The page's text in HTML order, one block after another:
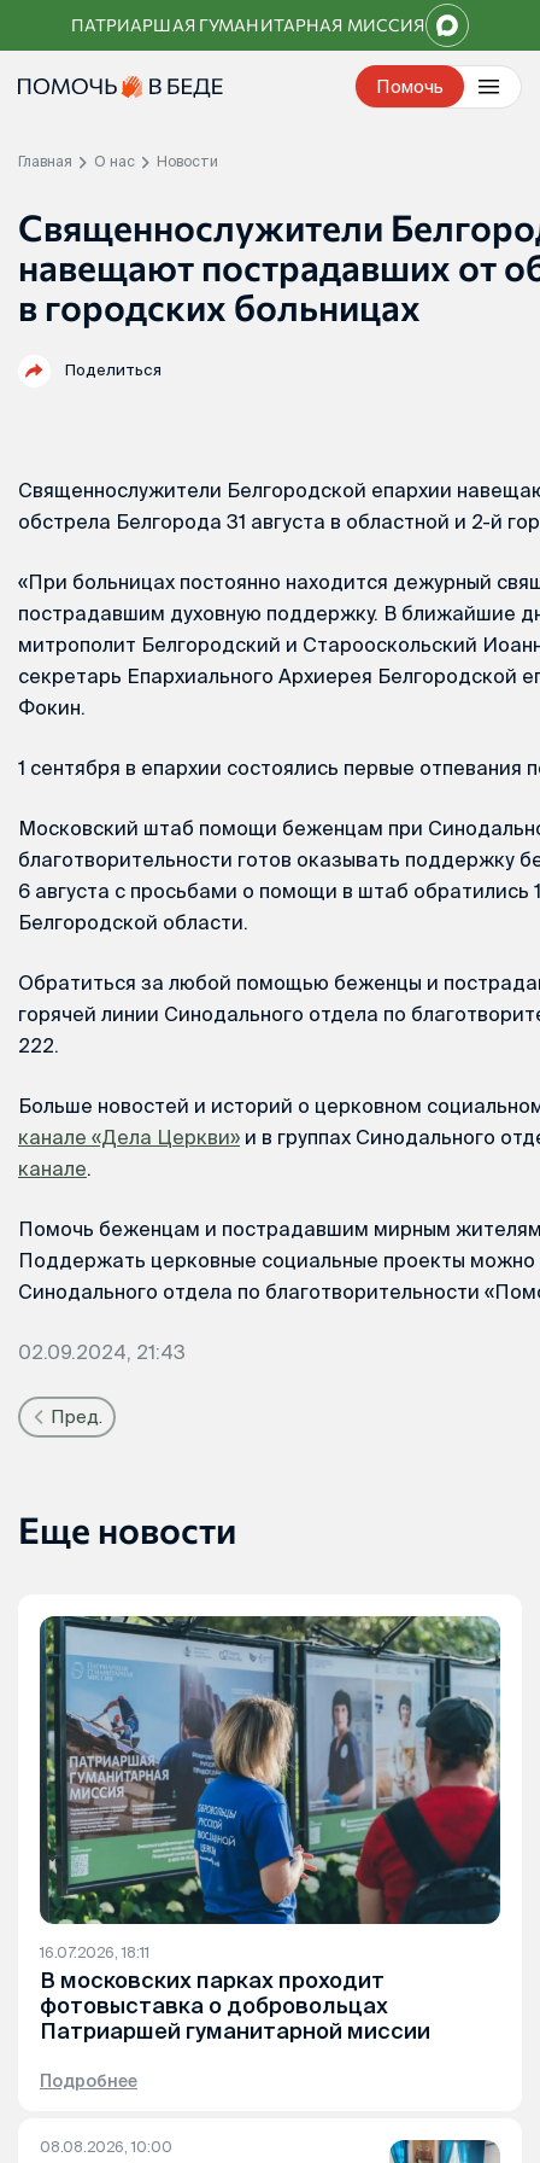
Перейти
к
контенту
ПАТРИАРШАЯ ГУМАНИТАРНАЯ МИССИЯ
Помочь
Главная О нас Новости
Священнослужители
навещают пострадавших от
в городских больницах
Поделиться
Священнослужители Белгородской епархии
обстрела Белгорода 31 августа в областной и 2-й
«При больницах постоянно находится дежурный
пострадавшим духовную поддержку. В ближайшие
митрополит Белгородский и Старооскольский
секретарь Епархиального Архиерея Белгородской
Фокин.
1 сентября в епархии состоялись первые отпевания
Московский штаб помощи беженцам при
благотворительности готов оказывать поддержку
6 августа с просьбами о помощи в штаб обратились
Белгородской области.
Обратиться за любой помощью беженцы и
горячей линии Синодального отдела по
222.
Больше новостей и историй о церковном
канале «Дела Церкви» и в группах Синодального
канале.
Помочь беженцам и пострадавшим мирным
Поддержать церковные социальные проекты
Синодального отдела по благотворительности
02.09.2024, 21:43
Пред.
Еще новости
16.07.2026, 18:11
В московских парках проходит
фотовыставка о добровольцах
Патриаршей гуманитарной миссии
Подробнее
08.08.2026, 10:00